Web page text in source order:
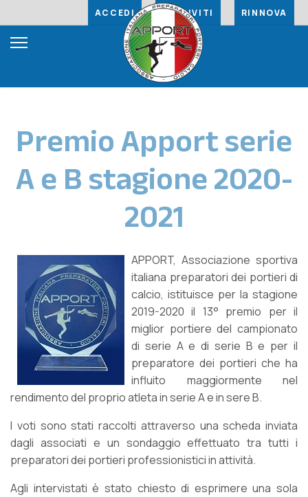
ACCEDI ISCRIVITI RINNOVA
Premio Apport serie
A e B stagione 2020-
2021
APPORT, Associazione sportiva
italiana preparatori dei portieri di
calcio, istituisce per la stagione
2019-2020 il 13° premio per il
miglior portiere del campionato
di serie A e di serie B e per il
preparatore dei portieri che ha
influito maggiormente nel
rendimento del proprio atleta in serie A e in sere B.
I voti sono stati raccolti attraverso una scheda inviata
dagli associati e un sondaggio effettuato tra tutti i
preparatori dei portieri professionistici in attività.
Agli intervistati è stato chiesto di esprimere una sola